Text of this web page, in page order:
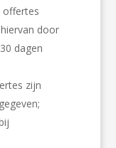
offertes
door
dagen
zijn